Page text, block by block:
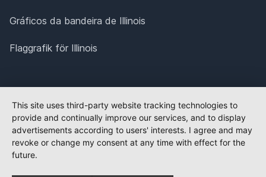
Gráficos da bandeira de Illinois
Flaggrafik för Illinois
This site uses third-party website tracking technologies to
provide and continually improve our services, and to display
advertisements according to users' interests. I agree and may
revoke or change my consent at any time with effect for the
future.